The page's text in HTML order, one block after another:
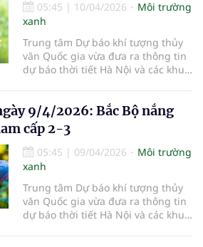
05:45 | 10/04/2026
Môi trường
xanh
Trung tâm Dự báo khí tượng thủy
văn Quốc gia vừa đưa ra thông tin
dự báo thời tiết Hà Nội và các khu
9/4/2026: Bắc Bộ nắng
cấp 2-3
05:45 | 09/04/2026
Môi trường
xanh
Trung tâm Dự báo khí tượng thủy
văn Quốc gia vừa đưa ra thông tin
dự báo thời tiết Hà Nội và các khu